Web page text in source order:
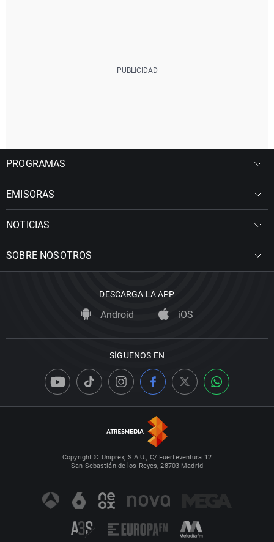
PROGRAMAS
EMISORAS
NOTICIAS
SOBRE NOSOTROS
DESCARGA LA APP
Android iOS
SÍGUENOS EN
Copyright © Uniprex, S.A.U., C/ Fuerteventura 12
San Sebastián de los Reyes, 28703 Madrid